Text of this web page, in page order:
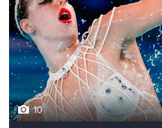
10